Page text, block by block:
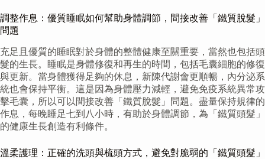
調整作息：優質睡眠如何幫助身體調節，間接改善「鐵質脫髮」
問題
充足且優質的睡眠對於身體的整體健康至關重要，當然也包括頭
髮的生長。睡眠是身體修復和再生的時間，包括毛囊細胞的修復
與更新。當身體獲得足夠的休息，新陳代謝會更順暢，內分泌系
統也會保持平衡。這是因為身體壓力減輕，避免免疫系統異常攻
擊毛囊，所以可以間接改善「鐵質脫髮」問題。盡量保持規律的
作息，每晚睡足七到八小時，有助於身體調節，為「鐵質頭髮」
的健康生長創造有利條件。
溫柔護理：正確的洗頭與梳頭方式，避免對脆弱的「鐵質頭髮」